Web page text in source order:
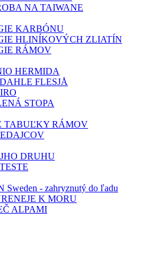
NA TAIWANE
KARBÓNU
HLINÍKOVÝCH ZLIATÍN
RÁMOV
HERMIDA
FLESJÅ
STOPA
TABUĽKY RÁMOV
DRUHU
Sweden - zahryznutý do ľadu
K MORU
ALPAMI